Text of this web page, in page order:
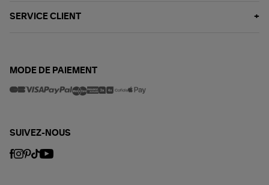
SERVICE CLIENT
MODE DE PAIEMENT
SUIVEZ-NOUS